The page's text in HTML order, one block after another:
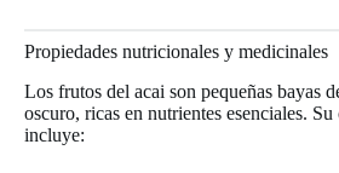
Propiedades nutricionales y medicinales
Los frutos del acai son pequeñas bayas
oscuro, ricas en nutrientes esenciales.
incluye: